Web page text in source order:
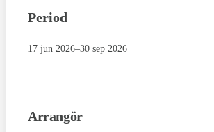
Period
17 jun 2026–30 sep 2026
Arrangör